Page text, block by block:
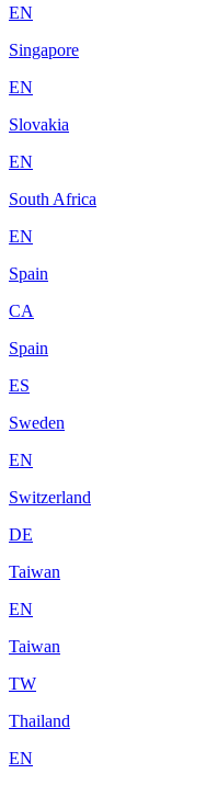
EN
Singapore
EN
Slovakia
EN
South Africa
EN
Spain
CA
Spain
ES
Sweden
EN
Switzerland
DE
Taiwan
EN
Taiwan
TW
Thailand
EN